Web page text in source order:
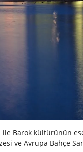
ile Barok kültürünün
ve Avrupa Bahçe